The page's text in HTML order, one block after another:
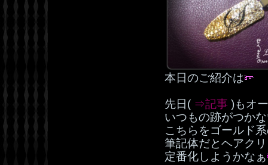
本日のご紹介は
先日( ⇒記事 )もオ
いつもの跡がつか
こちらをゴールド
筆記体だとヘアク
定番化しようかなぁ